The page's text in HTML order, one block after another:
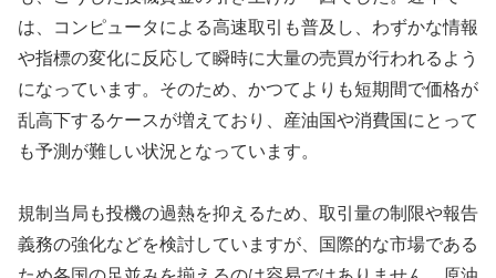
は、コンピュータによる高速取引も普及し、わずかな情報
や指標の変化に反応して瞬時に大量の売買が行われるよう
になっています。そのため、かつてよりも短期間で価格が
乱高下するケースが増えており、産油国や消費国にとって
も予測が難しい状況となっています。
規制当局も投機の過熱を抑えるため、取引量の制限や報告
義務の強化などを検討していますが、国際的な市場である